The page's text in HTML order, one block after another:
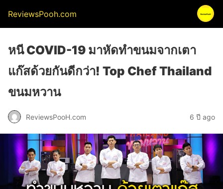
ReviewsPooh.com
หนี COVID-19 มาหัดทำขนมจากเตา
แก๊สด้วยกันดีกว่า! Top Chef Thailand
ขนมหวาน
ReviewsPooH.com 6 ปี ago